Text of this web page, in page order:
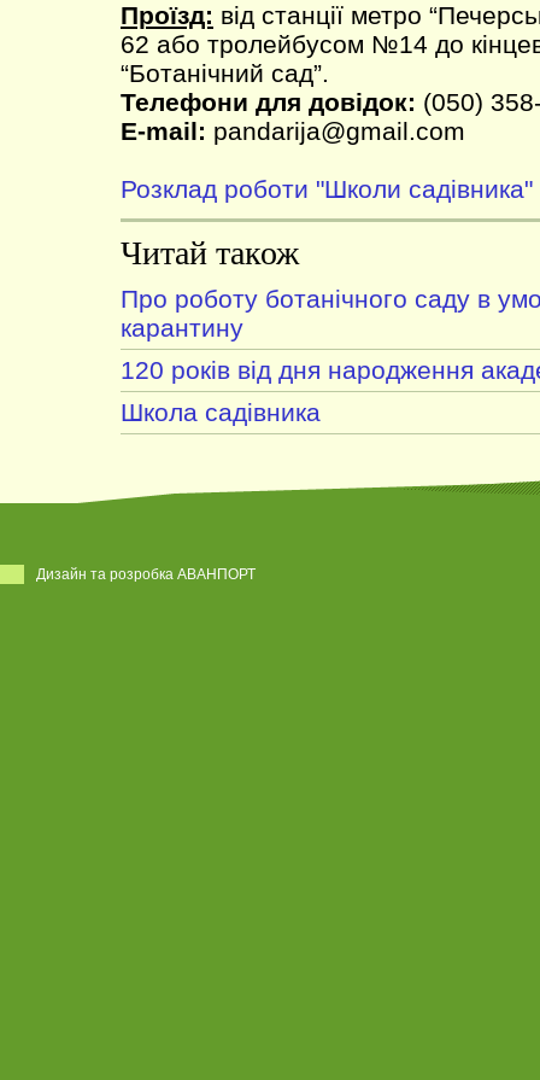
Проїзд: від станції метро
62 або тролейбусом №14 до
“Ботанічний сад”.
Телефони для довідок: (050)
E-mail: pandarija@gmail.com
Розклад роботи "Школи садівника"
Читай також
Про роботу ботанічного саду в
карантину
120 років від дня народження
Школа садівника
Дизайн та розробка АВАНПОРТ